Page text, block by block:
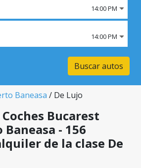
14:00 PM
14:00 PM
Buscar autos
Baneasa / De Lujo
Bucarest
- 156
de la clase De